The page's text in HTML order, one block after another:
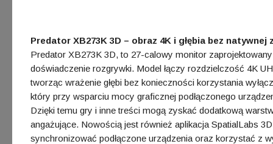
Predator XB273K 3D – obraz 4K i głębia bez natywnej
Predator XB273K 3D, to 27-calowy monitor
doświadczenie rozgrywki. Model łączy rozdzielczość 4K
tworząc wrażenie głębi bez konieczności korzystania
który przy wsparciu mocy graficznej podłączonego
Dzięki temu gry i inne treści mogą zyskać dodatkową
angażujące. Nowością jest również aplikacja SpatialLabs
synchronizować podłączone urządzenia oraz korzystać z